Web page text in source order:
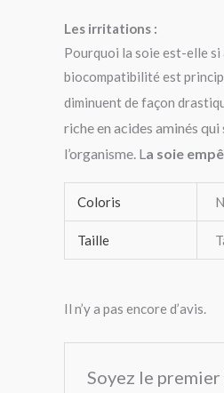
Les irritations :
Pourquoi la soie est-elle
biocompatibilité est
diminuent de façon
riche en acides aminés
l’organisme. La soie
Coloris
Taille
Il n’y a pas encore d’avis.
Soyez le premier